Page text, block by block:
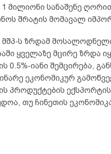
მილიონი სანაშენე ღორით
შრატის მომავალ
მშპ-ს ზრდამ
ყველაზე მცირე ზრდა
0.5%-იანი შემცირება,
ეკონომიკურ
პროდუქტების
თუ ჩინეთის